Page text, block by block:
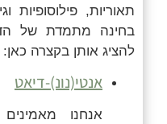
תאוריות, פילוסופיות
בחינה מתמדת של
להציג אותן בקצרה כאן:
אנטי(נונ)-דיאט
אנחנו